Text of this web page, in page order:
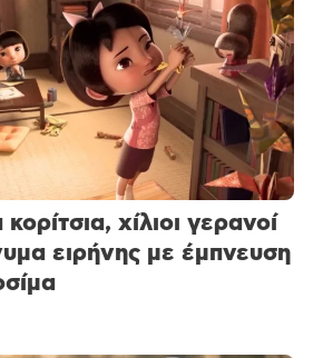
χίλιοι γερανοί
ειρήνης με έμπνευση